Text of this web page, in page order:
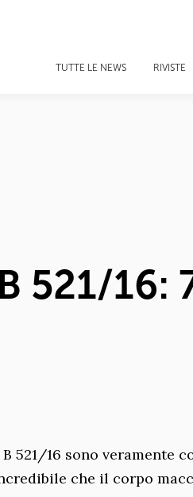
TUTTE LE NEWS RIVISTE
521/16:
521/16 sono veramente
che il corpo